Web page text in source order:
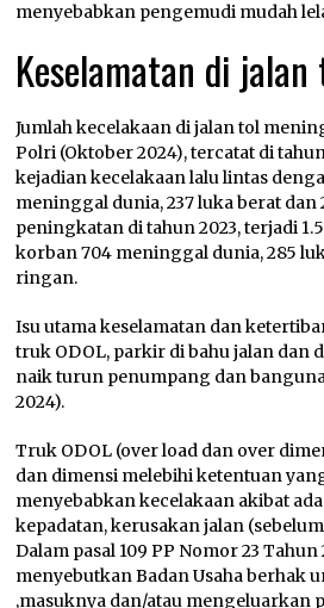
menyebabkan pengemudi mudah
Keselamatan di jalan
Jumlah kecelakaan di jalan tol
Polri (Oktober 2024), tercatat di
kejadian kecelakaan lalu lintas
meninggal dunia, 237 luka berat dan
peningkatan di tahun 2023, terjadi
korban 704 meninggal dunia, 285
ringan.
Isu utama keselamatan dan
truk ODOL, parkir di bahu jalan dan
naik turun penumpang dan
2024).
Truk ODOL (over load dan over
dan dimensi melebihi ketentuan
menyebabkan kecelakaan akibat
kepadatan, kerusakan jalan
Dalam pasal 109 PP Nomor 23
menyebutkan Badan Usaha berhak
,masuknya dan/atau mengeluarkan